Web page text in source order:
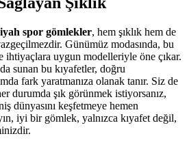
spor gömlekler, hem şıklık hem de
Günümüz modasında, bu
ihtiyaçlara uygun modelleriyle öne çıkar.
sunan bu kıyafetler, doğru
fark yaratmanıza olanak tanır. Siz de
durumda şık görünmek istiyorsanız,
dünyasını keşfetmeye hemen
iyi bir gömlek, yalnızca kıyafet değil,